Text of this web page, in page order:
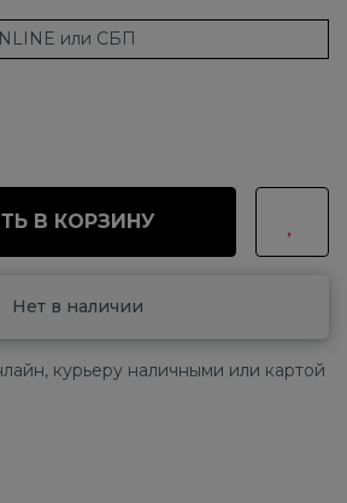
или СБП
В КОРЗИНУ
Нет в наличии
курьеру наличными или картой